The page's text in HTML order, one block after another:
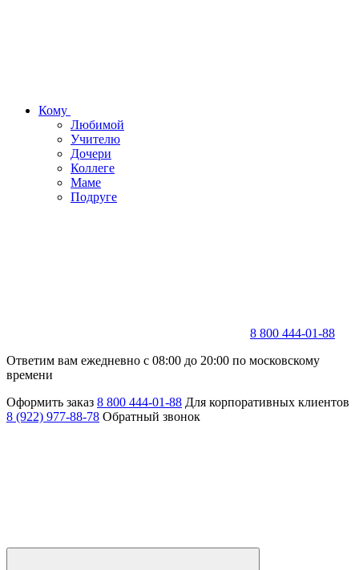
Кому
Любимой
Учителю
Дочери
Коллеге
Маме
Подруге
8 800 444-01-88
Ответим вам ежедневно с 08:00 до 20:00 по московскому
времени
Оформить заказ 8 800 444-01-88 Для корпоративных клиентов
8 (922) 977-88-78 Обратный звонок